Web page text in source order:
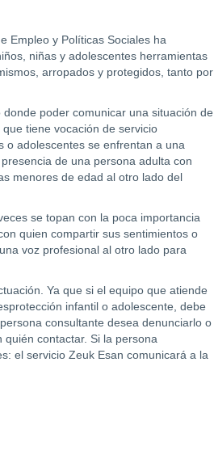
Empleo y Políticas Sociales ha
niñas y adolescentes herramientas
arropados y protegidos, tanto por
poder comunicar una situación de
tiene vocación de servicio
o adolescentes se enfrentan a una
de una persona adulta con
menores de edad al otro lado del
se topan con la poca importancia
quien compartir sus sentimientos o
voz profesional al otro lado para
Ya que si el equipo que atiende
infantil o adolescente, debe
consultante desea denunciarlo o
contactar. Si la persona
el servicio Zeuk Esan comunicará a la